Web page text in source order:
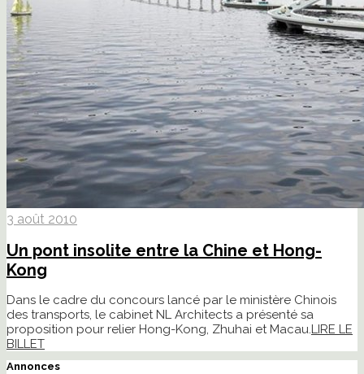
3 août 2010
Un pont insolite entre la Chine et Hong-
Kong
Dans le cadre du concours lancé par le ministère Chinois
des transports, le cabinet NL Architects a présenté sa
proposition pour relier Hong-Kong, Zhuhai et Macau.LIRE LE
BILLET
Annonces